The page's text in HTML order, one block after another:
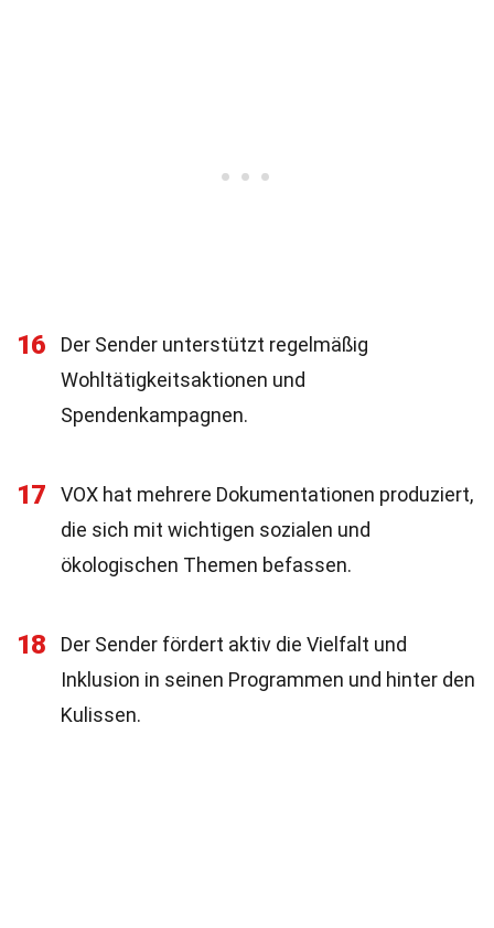
16
Der Sender unterstützt regelmäßig
Wohltätigkeitsaktionen und
Spendenkampagnen.
17
VOX hat mehrere Dokumentationen produziert,
die sich mit wichtigen sozialen und
ökologischen Themen befassen.
18
Der Sender fördert aktiv die Vielfalt und
Inklusion in seinen Programmen und hinter den
Kulissen.